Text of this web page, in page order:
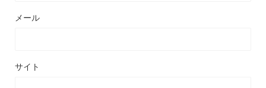
メール
サイト